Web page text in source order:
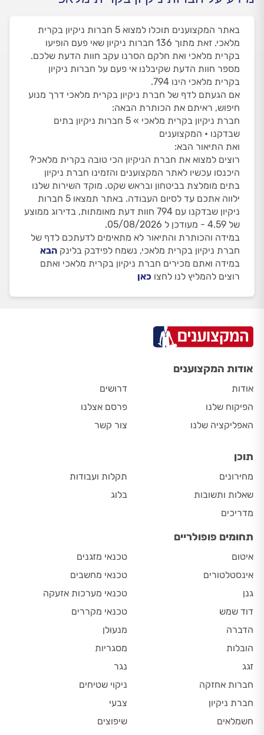
באתר המקצוענים תוכלו למצוא 5 חברות ניקיון בקרית
מלאכי. זאת מתוך 136 חברות ניקיון שאי פעם הופיעו
בקרית מלאכי ואת חלקם הסרנו עקב חוות הדעת שלכם.
מספר חוות הדעת שקיבלנו אי פעם על חברות ניקיון
בקרית מלאכי הינו 794.
אם הגעתם לדף של חברת ניקיון בקרית מלאכי דרך מנוע
חיפוש, ראיתם את הכותרת הבאה:
חברת ניקיון בקרית מלאכי » 5 חברות ניקיון בתים
שבדקנו • המקצוענים
ואת התיאור הבא:
רוצים למצוא את חברת הניקיון הכי טובה בקרית מלאכי?
היכנסו עכשיו לאתר המקצוענים והזמינו חברת ניקיון
בתים מומלצת בביטחון ובראש שקט. מוקד השירות שלנו
ילווה אתכם עד לסיום העבודה. באתר תמצאו 5 חברות
ניקיון שבדקנו עם 794 חוות דעת מאומתות, בדירוג ממוצע
של 4.59 - מעודכן ל 05/08/2026.
במידה והכותרת והתיאור לא מתאימים לדעתכם לדף של
חברת ניקיון בקרית מלאכי, נשמח לפידבק בלינק הבא
במידה ואתם מכירים חברת ניקיון בקרית מלאכי ואתם
רוצים להמליץ לנו לחצו כאן
אודות המקצוענים
אודות
הפיקוח שלנו
האפליקציה שלנו
דרושים
פרסם אצלנו
צור קשר
תוכן
מחירונים
שאלות ותשובות
מדריכים
תקלות ועבודות
בלוג
תחומים פופולריים
איטום
אינסטלטורים
גנן
דוד שמש
הדברה
הובלות
זגג
חברות אחזקה
חברת ניקיון
חשמלאים
טכנאי מזגנים
טכנאי מחשבים
טכנאי מערכות אזעקה
טכנאי מקררים
מנעולן
מסגריות
נגר
ניקוי שטיחים
צבעי
שיפוצים